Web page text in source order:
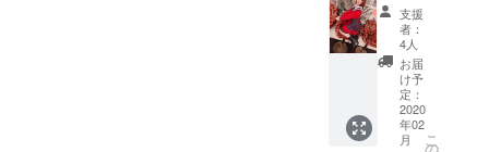
間） ※
リター
ンは、
2020年
2月〜5
月まで
ご対応
可能で
ご負担
下さい
ませ。
（同行
者分は
無しで
大丈夫
です）
※現地集
ち】
コース
手作り
ピク
ニッ
ク・手
作りフ
ルコー
ス（エ
支援
者：
4人
お届
け予
定：
2020
年02
月
こ